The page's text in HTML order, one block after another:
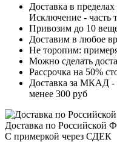
Доставка в
Исключение - часть
Привозим до 10
Доставим в любое
Не торопим:
Можно сделать
Рассрочка на 50%
Доставка за МКАД -
менее 300 руб
Доставка по Российской
С примеркой через СДЕК